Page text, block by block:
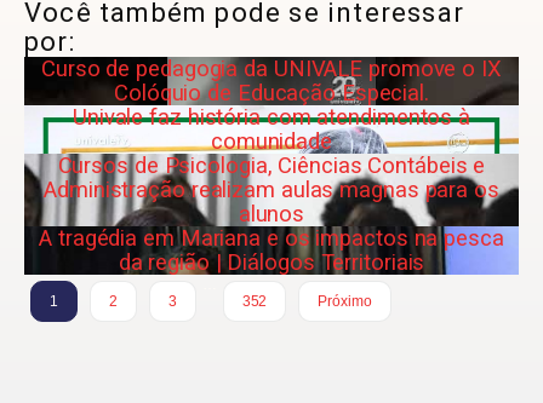
Você também pode se interessar
por:
Curso de pedagogia da UNIVALE promove o IX
Colóquio de Educação Especial.
Univale faz história com atendimentos à
comunidade
Cursos de Psicologia, Ciências Contábeis e
Administração realizam aulas magnas para os
alunos
A tragédia em Mariana e os impactos na pesca
da região | Diálogos Territoriais
1 2 3
352
Próximo